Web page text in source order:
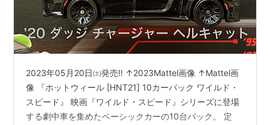
2023年05月20日㈯発売‼️ ↑2023Mattel画像 ↑Mattel画
像 『ホットウィール [HNT21] 10カーパック ワイルド・
スピード』 映画『ワイルド・スピード』シリーズに登場
する劇中車を集めたベーシックカーの10台パック。 定